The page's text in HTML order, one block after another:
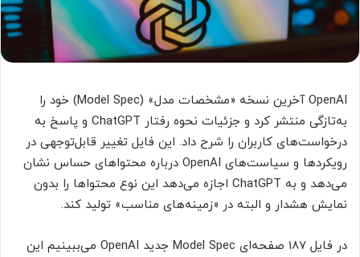
OpenAI آخرین نسخه «مشخصات مدل» (Model Spec) خود را
به‌تازگی منتشر کرد و جزئیات نحوه رفتار ChatGPT و پاسخ به
درخواست‌های کاربران را شرح داد. این فایل تغییر قابل‌توجهی در
رویکردها و سیاست‌های OpenAI درباره محتواهای حساس نشان
می‌دهد و به ChatGPT اجازه می‌دهد این نوع محتواها را بدون
نمایش هشدار و البته در «زمینه‌های مناسب» تولید کند.
در فایل 187 صفحه‌ای Model Spec جدید OpenAI می‌ببینیم این